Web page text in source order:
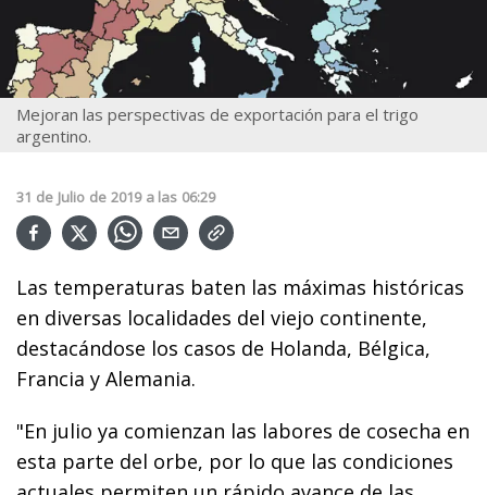
Mejoran las perspectivas de exportación para el trigo
argentino.
31 de Julio de 2019 a las 06:29
Las temperaturas baten las máximas históricas
en diversas localidades del viejo continente,
destacándose los casos de Holanda, Bélgica,
Francia y Alemania.
"En julio ya comienzan las labores de cosecha en
esta parte del orbe, por lo que las condiciones